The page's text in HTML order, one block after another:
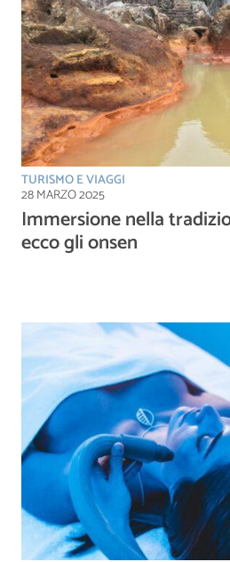
TURISMO E VIAGGI
28 MARZO 2025
Immersione nella
ecco gli onsen